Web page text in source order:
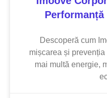
Descoperă cum
mișcarea și
mai multă energie,